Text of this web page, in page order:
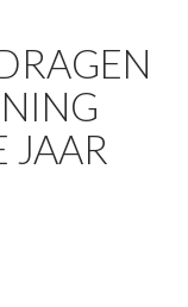
JAAR